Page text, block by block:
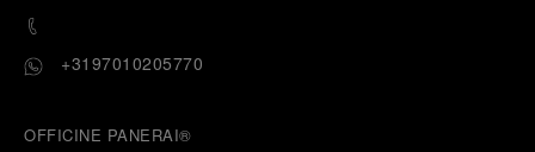
+3197010205770
OFFICINE PANERAI®